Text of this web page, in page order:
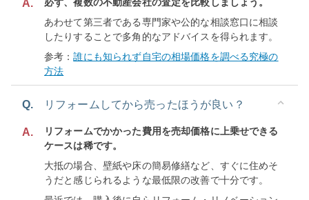
A.
あわせて第三者である専門家や公的な相談窓口に相談
したりすることで多角的なアドバイスを得られます。
参考：誰にも知られず自宅の相場価格を調べる究極の
方法
Q. リフォームしてから売ったほうが良い？
A.
リフォームでかかった費用を売却価格に上乗せできる
ケースは稀です。
大抵の場合、壁紙や床の簡易修繕など、すぐに住めそ
うだと感じられるような最低限の改善で十分です。